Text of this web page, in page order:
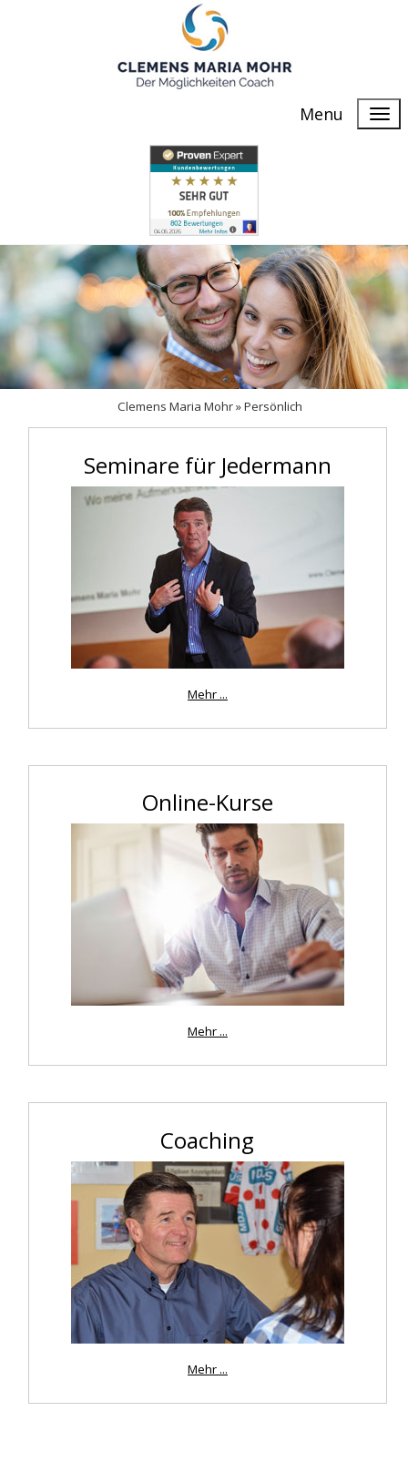
Menu
Persönlichkeit entwickeln
Clemens Maria Mohr »Persönlich
Seminare für Jedermann
Mehr ...
Online-Kurse
Mehr ...
Coaching
Mehr ...